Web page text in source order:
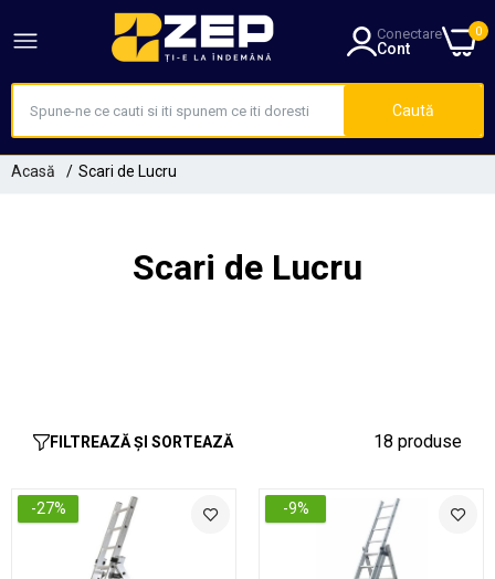
Conectare
Cont
0
Caută
Acasă Scari de Lucru
Scari de Lucru
FILTREAZĂ ȘI SORTEAZĂ 18 produse
-27% -9%